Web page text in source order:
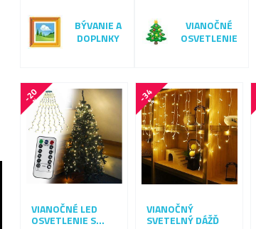
BÝVANIE A
DOPLNKY
VIANOČNÉ
OSVETLENIE
-
2
0
%
VIANOČNÉ LED
OSVETLENIE S
-
3
4
%
VIANOČNÝ
SVETELNÝ DÁŽĎ